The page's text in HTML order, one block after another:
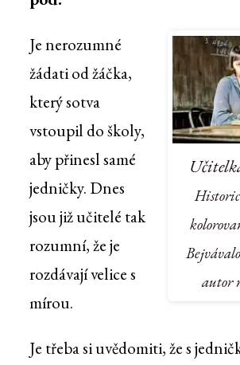
autor
Je nerozumné
žádati od žáčka,
který sotva
vstoupil do školy,
aby přinesl samé
jedničky. Dnes
jsou již učitelé tak
rozumní, že je
rozdávají velice s
mírou.
Je třeba si uvědomiti, že s